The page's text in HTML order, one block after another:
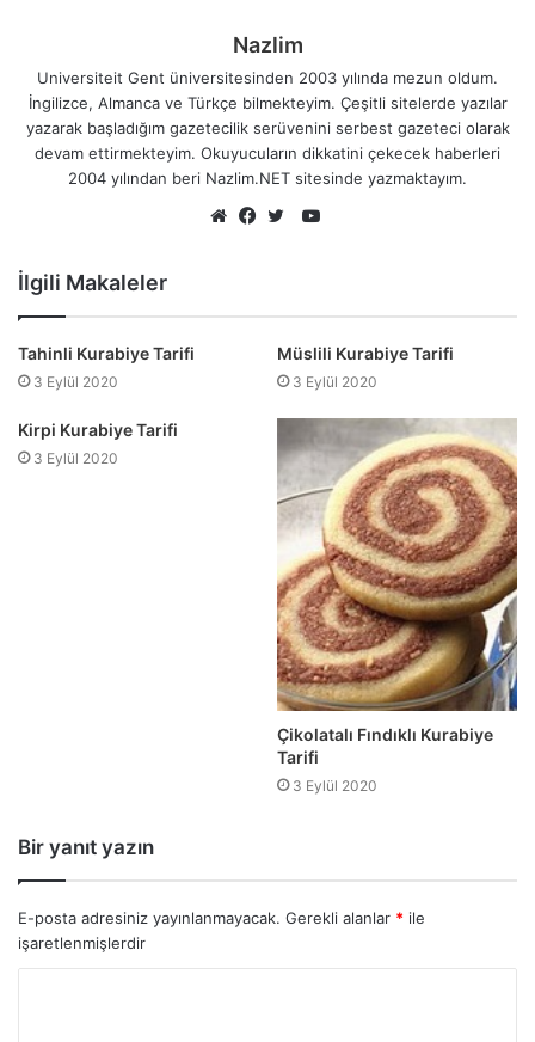
Nazlim
Universiteit Gent üniversitesinden 2003 yılında mezun oldum.
İngilizce, Almanca ve Türkçe bilmekteyim. Çeşitli sitelerde yazılar
yazarak başladığım gazetecilik serüvenini serbest gazeteci olarak
devam ettirmekteyim. Okuyucuların dikkatini çekecek haberleri
2004 yılından beri Nazlim.NET sitesinde yazmaktayım.
YouTube
İlgili Makaleler
Tahinli Kurabiye Tarifi
3 Eylül 2020
Müslili Kurabiye Tarifi
3 Eylül 2020
Kirpi Kurabiye Tarifi
3 Eylül 2020
Çikolatalı Fındıklı Kurabiye
Tarifi
3 Eylül 2020
Bir yanıt yazın
E-posta adresiniz yayınlanmayacak. Gerekli alanlar * ile
işaretlenmişlerdir